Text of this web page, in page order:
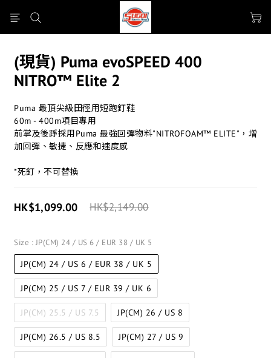
(現貨) Puma evoSPEED 400
NITRO™ Elite 2
Puma 最頂尖級田徑用短跑釘鞋
60m - 400m項目專用
前掌及後踭採用Puma 最強回彈物料"NITROFOAM™ ELITE"，增
加回彈、敏捷、反應和速度感
*死釘，不可替換
HK$1,099.00 HK$2,149.00
Size : JP(CM) 24 / US 6 / EUR 38 / UK 5
JP(CM) 24 / US 6 / EUR 38 / UK 5
JP(CM) 25 / US 7 / EUR 39 / UK 6
JP(CM) 25.5 / US 7.5 JP(CM) 26 / US 8
JP(CM) 26.5 / US 8.5 JP(CM) 27 / US 9